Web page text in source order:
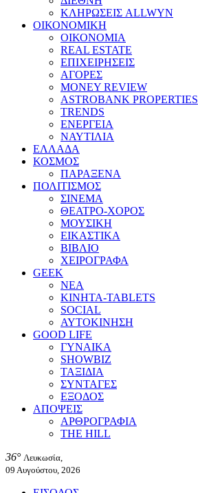
ΚΛΗΡΩΣΕΙΣ ALLWYN
ΟΙΚΟΝΟΜΙΚΗ
ΟΙΚΟΝΟΜΙΑ
REAL ESTATE
ΕΠΙΧΕΙΡΗΣΕΙΣ
ΑΓΟΡΕΣ
MONEY REVIEW
ASTROBANK PROPERTIES
TRENDS
ΕΝΕΡΓΕΙΑ
ΝΑΥΤΙΛΙΑ
ΕΛΛΑΔΑ
ΚΟΣΜΟΣ
ΠΑΡΑΞΕΝΑ
ΠΟΛΙΤΙΣΜΟΣ
ΣΙΝΕΜΑ
ΘΕΑΤΡΟ-ΧΟΡΟΣ
ΜΟΥΣΙΚΗ
ΕΙΚΑΣΤΙΚΑ
ΒΙΒΛΙΟ
ΧΕΙΡΟΓΡΑΦΑ
GEEK
ΝΕΑ
ΚΙΝΗΤΑ-TABLETS
SOCIAL
ΑΥΤΟΚΙΝΗΣΗ
GOOD LIFE
ΓΥΝΑΙΚΑ
SHOWBIZ
ΤΑΞΙΔΙΑ
ΣΥΝΤΑΓΕΣ
ΕΞΟΔΟΣ
ΑΠΟΨΕΙΣ
ΑΡΘΡΟΓΡΑΦΙΑ
THE HILL
36° Λευκωσία,
09 Αυγούστου, 2026